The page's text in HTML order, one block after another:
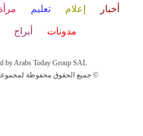
أخبار إعلام تعليم
مدونات أبراج
by Arabs Today Group SAL
جميع الحقوق محفوظة لمجموعة العرب اليوم الاعلامية 2025 ©